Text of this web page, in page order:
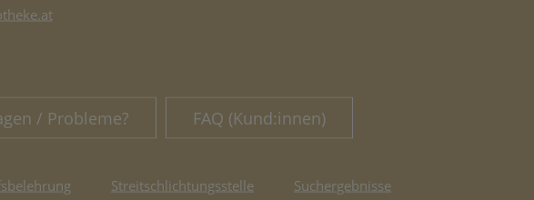
/ Probleme? FAQ (Kund:innen)
Streitschlichtungsstelle Suchergebnisse